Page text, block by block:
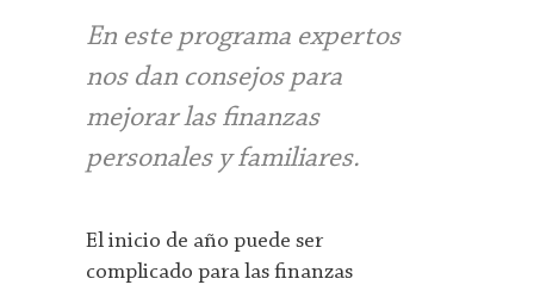
En este programa expertos
nos dan consejos para
mejorar las finanzas
personales y familiares.
El inicio de año puede ser
complicado para las finanzas